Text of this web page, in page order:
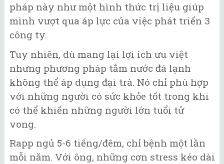
pháp này như một hình thức trị liệu giúp
mình vượt qua áp lực của việc phát triển 3
công ty.
Tuy nhiên, dù mang lại lợi ích ưu việt
nhưng phương pháp tắm nước đá lạnh
không thể áp dụng đại trà. Nó chỉ phù hợp
với những người có sức khỏe tốt trong khi
có thể khiến những người lớn tuổi tử
vong.
Rapp ngủ 5-6 tiếng/đêm, chỉ bệnh một lần
mỗi năm. Với ông, những cơn stress kéo dài